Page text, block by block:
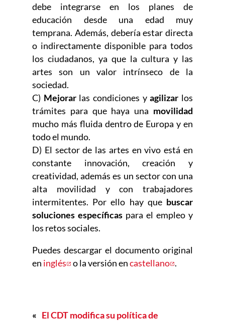
debe integrarse en los planes de
educación desde una edad muy
temprana. Además, debería estar directa
o indirectamente disponible para todos
los ciudadanos, ya que la cultura y las
artes son un valor intrínseco de la
sociedad.
C) Mejorarlas condiciones yagilizar los
trámites para que haya una movilidad
mucho más fluida dentro de Europa y en
todo el mundo.
D) El sector de las artes en vivo está en
constante innovación, creación y
creatividad, además es un sector con una
alta movilidad y con trabajadores
intermitentes. Por ello hay que buscar
soluciones específicas para el empleo y
los retos sociales.
Puedes descargar el documento original
en inglés Abre en nueva ventana
o la versión encastellano Abre en
.
« El CDT modifica su política de